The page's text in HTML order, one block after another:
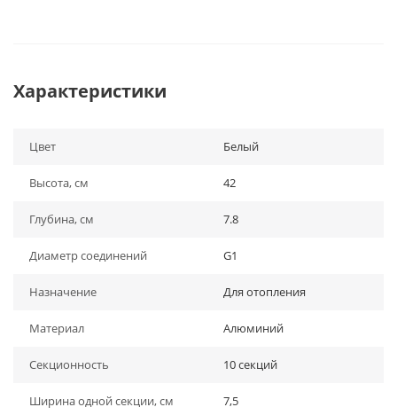
Характеристики
Цвет Белый
Высота, см 42
Глубина, см 7.8
Диаметр соединений G1
Назначение Для отопления
Материал Алюминий
Секционность 10 секций
Ширина одной секции, см 7,5